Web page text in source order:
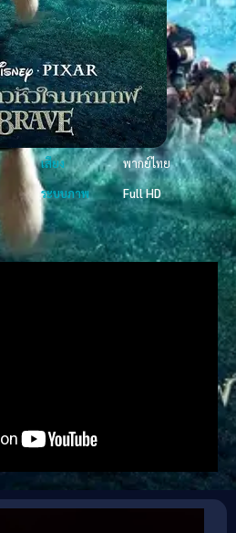
เสียง
พากย์ไทย
ระบบภาพ
Full HD